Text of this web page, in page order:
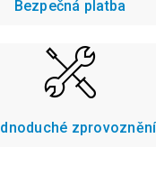
Bezpečná platba
zprovoznění